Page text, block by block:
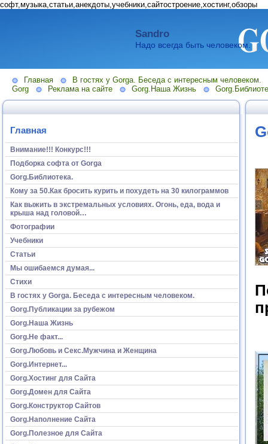
софт,музыка,статьи,анекдоты,учебники,сайтостроение,хостинг,обзоры
Sandro
Надо всегда быть человеком.
Главная
В гостях у Gorga. Беседа с интересным человеком.
Gorg
Реклама на сайте Gorg.Наша Жизнь
Главная
Внимание!!! Конкурс!!!
Подборка софта от Gorga
Gorg.Библиотека.
Кому за 50.Как бросить курить и похудеть на 30 килограммов
Как выжить в экстремальных условиях. Огонь, еда, вода и
крыша над головой…
Фотографии
Учебники
Статьи
Мы ошибаемся думая...
Стихи
В гостях у Gorga. Беседа с интересным человеком.
Gorg.Публикации за рубежом
Gorg.Наша Жизнь
Gorg.Не факт...
Gorg.Любовь и Секс.Мужчина и Женщина
Gorg.Интернет...
Gorg.Хостинг для Сайта
Gorg.Домен для Сайта
Gorg.Конструктор Сайтов
Gorg.Наполнение Сайта
Gorg.Полезное для Сайта